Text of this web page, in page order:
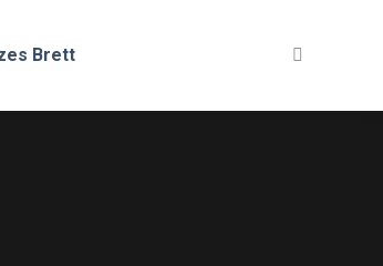
Brett Search: